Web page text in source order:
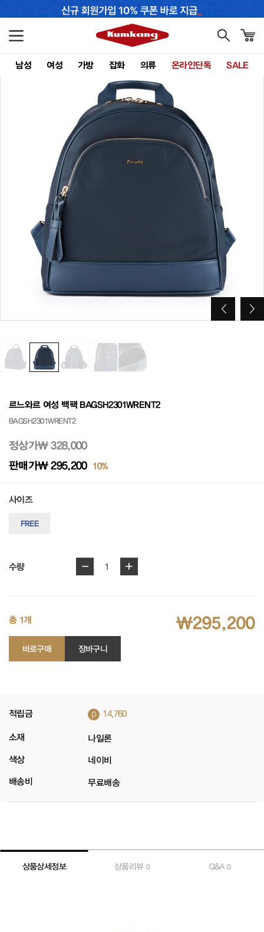
남성 여성 가방 잡화 의류 온라인단독 SALE
르느와르 여성 백팩 BAGSH2301WRENT2
BAGSH2301WRENT2
정상가₩ 328,000
판매가₩ 295,200 10%
사이즈
FREE
수량 - 1 +
총 1개 ₩295,200
바로구매 장바구니
적립금 p 14,760
소재 나일론
색상 네이비
배송비 무료배송
상품상세정보 상품리뷰 0 Q&A0